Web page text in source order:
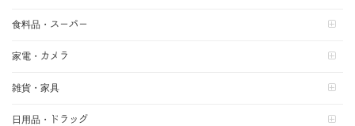
食料品・スーパー
家電・カメラ
雑貨・家具
日用品・ドラッグ